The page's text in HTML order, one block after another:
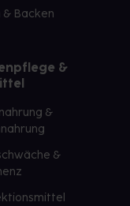
& Backen
&
&
&